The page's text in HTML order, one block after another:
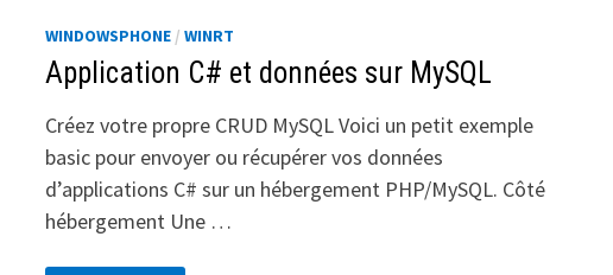
WINDOWSPHONE /WINRT
Application C# et données sur MySQL
Créez votre propre CRUD MySQL Voici un petit exemple
basic pour envoyer ou récupérer vos données
d’applications C# sur un hébergement PHP/MySQL. Côté
hébergement Une …